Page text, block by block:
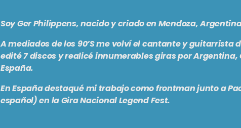
conducción de Ger Philippens y Mariano Alcobendas , les
radiofónica inigualable, repleta de energía desbordante y un
SoyGer Philippens, nacido y criado en Mendoza,
A mediados de los 90’S me volví el cantante y guitarrista
edité 7 discos y realicé innumerables giras por Argentina,
España.
En España destaqué mi trabajo como frontman junto a
español) en la Gira Nacional Legend Fest.